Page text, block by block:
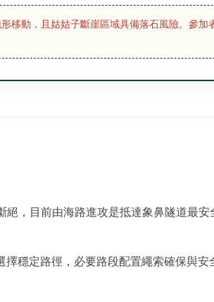
移動，且姑姑子斷崖區域具備落石風險。參
絕，目前由海路進攻是抵達象鼻隧道最
擇穩定路徑，必要路段配置繩索確保與